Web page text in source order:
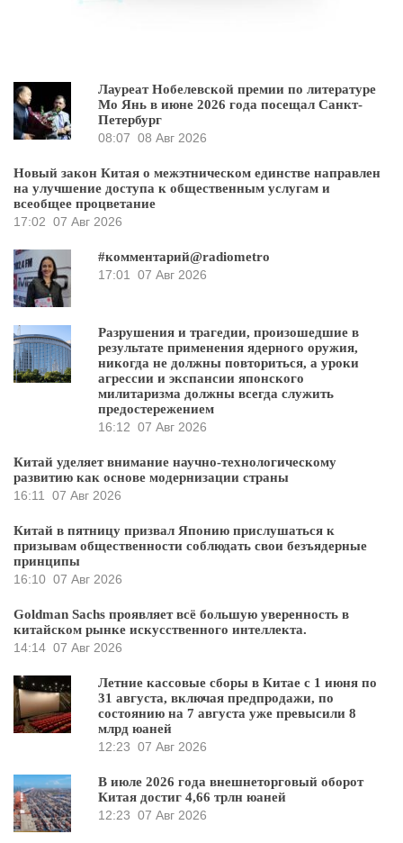
Лауреат Нобелевской премии по литературе
Мо Янь в июне 2026 года посещал Санкт-
Петербург
08:07 08 Авг 2026
Новый закон Китая о межэтническом единстве направлен
на улучшение доступа к общественным услугам и
всеобщее процветание
17:02 07 Авг 2026
#комментарий@radiometro
17:01 07 Авг 2026
Разрушения и трагедии, произошедшие в
результате применения ядерного оружия,
никогда не должны повториться, а уроки
агрессии и экспансии японского
милитаризма должны всегда служить
предостережением
16:12 07 Авг 2026
Китай уделяет внимание научно-технологическому
развитию как основе модернизации страны
16:11 07 Авг 2026
Китай в пятницу призвал Японию прислушаться к
призывам общественности соблюдать свои безъядерные
принципы
16:10 07 Авг 2026
Goldman Sachs проявляет всё большую уверенность в
китайском рынке искусственного интеллекта.
14:14 07 Авг 2026
Летние кассовые сборы в Китае с 1 июня по
31 августа, включая предпродажи, по
состоянию на 7 августа уже превысили 8
млрд юаней
12:23 07 Авг 2026
В июле 2026 года внешнеторговый оборот
Китая достиг 4,66 трлн юаней
12:23 07 Авг 2026